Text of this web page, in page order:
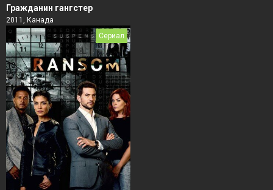
Гражданин гангстер
2011, Канада
Сериал